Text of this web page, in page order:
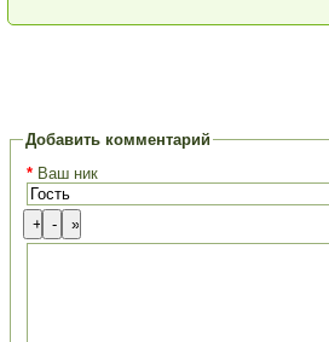
Добавить комментарий
* Ваш ник